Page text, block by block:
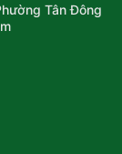
Tân Đông